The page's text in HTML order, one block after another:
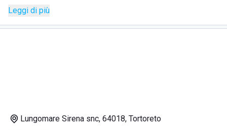
Leggi di più
Lungomare Sirena snc, 64018, Tortoreto